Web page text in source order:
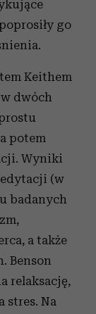
go
Keithem
dwóch
potem
Wyniki
(w
badanych
a także
Benson
relaksację,
stres. Na